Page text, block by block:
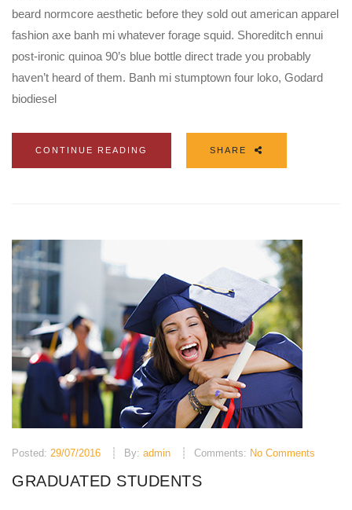
beard normcore aesthetic before they sold out american apparel
fashion axe banh mi whatever forage squid. Shoreditch ennui
post-ironic quinoa 90’s blue bottle direct trade you probably
haven’t heard of them. Banh mi stumptown four loko, Godard
biodiesel
CONTINUE READING SHARE
Posted: 29/07/2016 By: admin Comments: No Comments
GRADUATED STUDENTS